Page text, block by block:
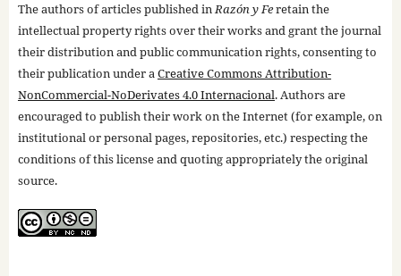
The authors of articles published inRazón y Feretain the
intellectual property rights over their works and grant the journal
their distribution and public communication rights, consenting to
their publication under aCreative Commons Attribution-
NonCommercial-NoDerivates 4.0 Internacional. Authors are
encouraged to publish their work on the Internet (for example, on
institutional or personal pages, repositories, etc.) respecting the
conditions of this license and quoting appropriately the original
source.